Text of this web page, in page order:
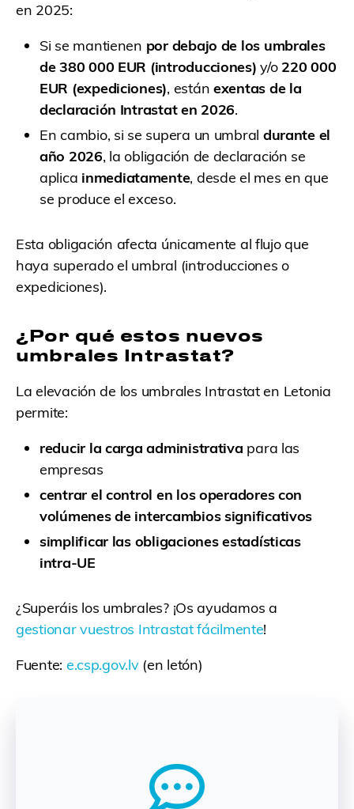
en 2025:
Si se mantienen por debajo de los umbrales
de 380 000 EUR (introducciones) y/o 220 000
EUR (expediciones), están exentas de la
declaración Intrastat en 2026.
En cambio, si se supera un umbral durante el
año 2026, la obligación de declaración se
aplica inmediatamente, desde el mes en que
se produce el exceso.
Esta obligación afecta únicamente al flujo que
haya superado el umbral (introducciones o
expediciones).
¿Por qué estos nuevos
umbrales Intrastat?
La elevación de los umbrales Intrastat en Letonia
permite:
reducir la carga administrativa para las
empresas
centrar el control en los operadores con
volúmenes de intercambios significativos
simplificar las obligaciones estadísticas
intra-UE
¿Superáis los umbrales? ¡Os ayudamos a
gestionar vuestros Intrastat fácilmente!
Fuente: e.csp.gov.lv(en letón)